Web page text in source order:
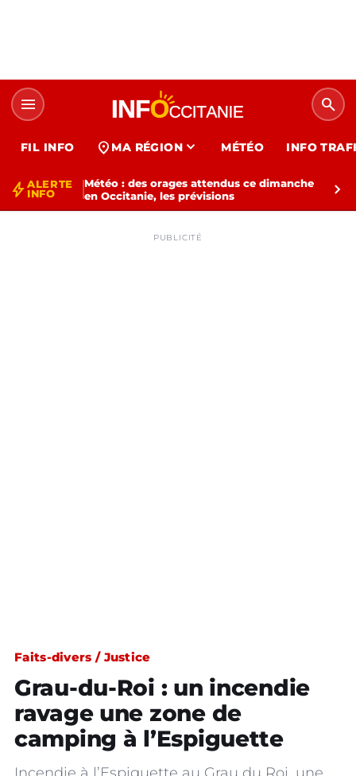
menu search
FIL INFO location_on MA RÉGION expand_more MÉTÉO INFO
bolt ALERTE
INFO
Météo : des orages attendus ce dimanche
en Occitanie, les prévisions
chevron_right
PUBLICITÉ
Faits-divers / Justice
Grau-du-Roi : un incendie
ravage une zone de
camping à l’Espiguette